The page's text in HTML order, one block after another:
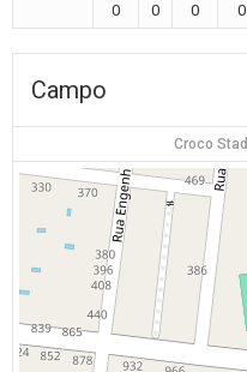
0 0 0 0
Campo
Croco